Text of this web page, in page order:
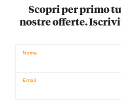
Scopri per primo
nostre offerte.
Nome
Email